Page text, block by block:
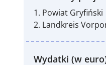
1. Powiat Gryfiński
2. Landkreis
Wydatki (w